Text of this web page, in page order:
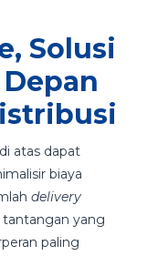
Solusi
atas dapat
biaya
delivery
yang
paling